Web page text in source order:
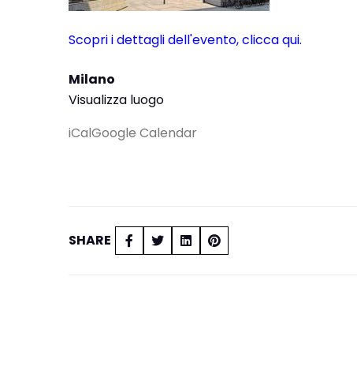
Scopri i dettagli dell'evento, clicca qui.
Milano
Visualizza luogo
iCalGoogle Calendar
SHARE